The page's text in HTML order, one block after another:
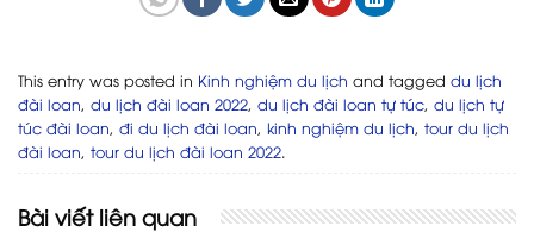
This entry was posted in Kinh nghiệm du lịch and tagged du lịch
đài loan, du lịch đài loan 2022, du lịch đài loan tự túc, du lịch tự
túc đài loan, đi du lịch đài loan, kinh nghiệm du lịch, tour du lịch
đài loan, tour du lịch đài loan 2022.
Bài viết liên quan